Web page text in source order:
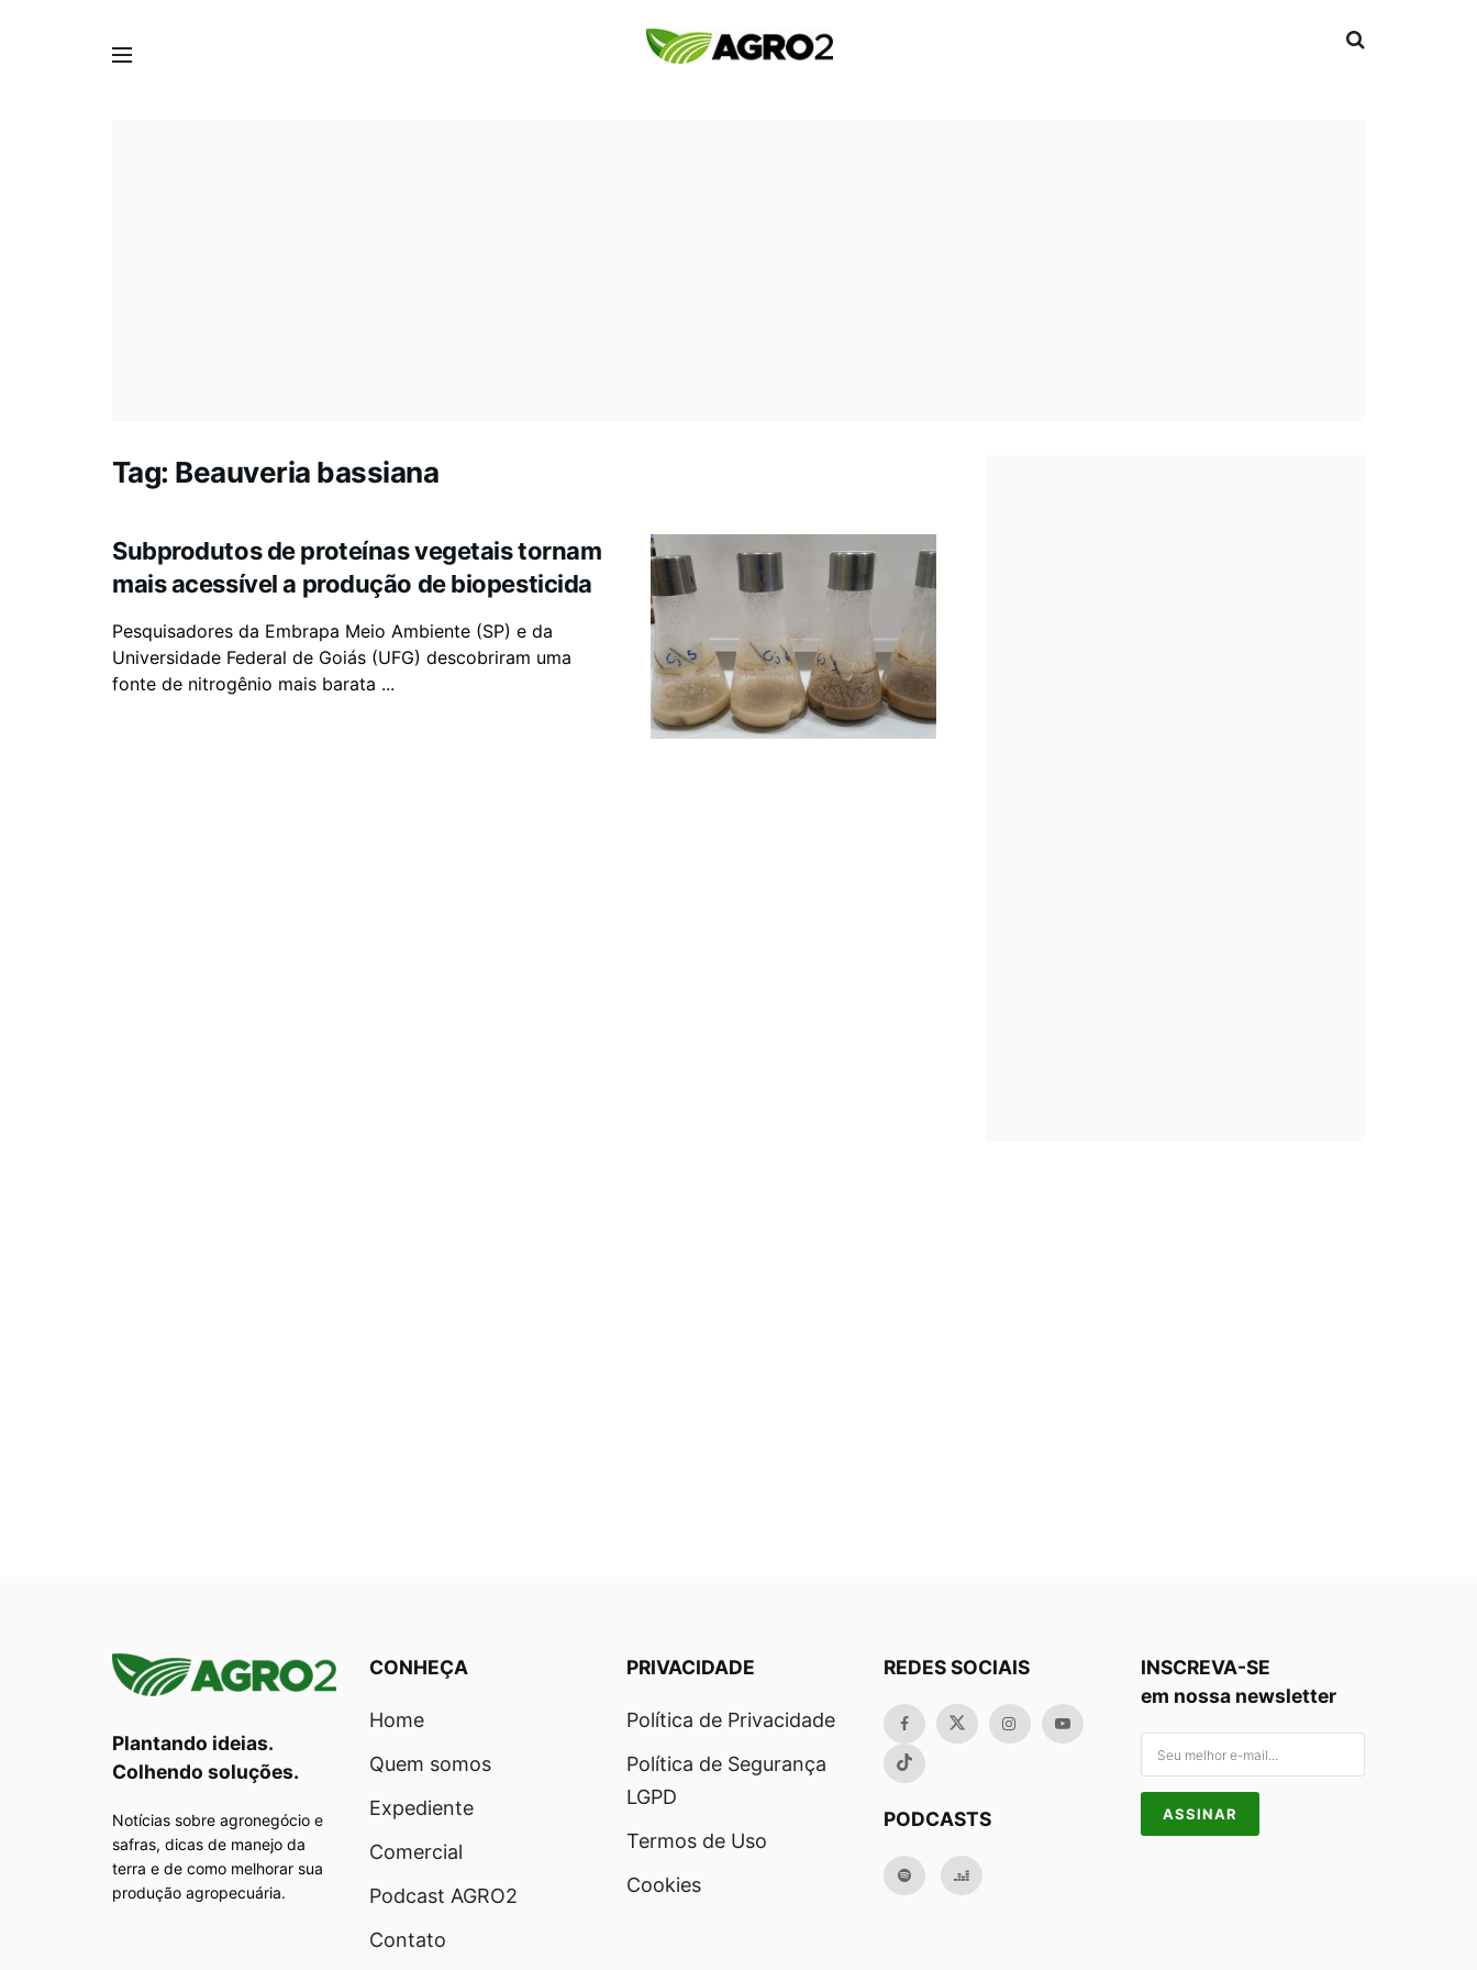
Tag: Beauveria bassiana
Subprodutos de proteínas vegetais tornam
mais acessível a produção de biopesticida
Pesquisadores da Embrapa Meio Ambiente (SP) e da
Universidade Federal de Goiás (UFG) descobriram uma
fonte de nitrogênio mais barata ...
Plantando ideias.
Colhendo soluções.
Notícias sobre agronegócio e
safras, dicas de manejo da
terra e de como melhorar sua
produção agropecuária.
CONHEÇA
Home
Quem somos
Expediente
Comercial
Podcast AGRO2
Contato
PRIVACIDADE
Política de Privacidade
Política de Segurança
LGPD
Termos de Uso
Cookies
REDES SOCIAIS
PODCASTS
INSCREVA-SE
em nossa newsletter